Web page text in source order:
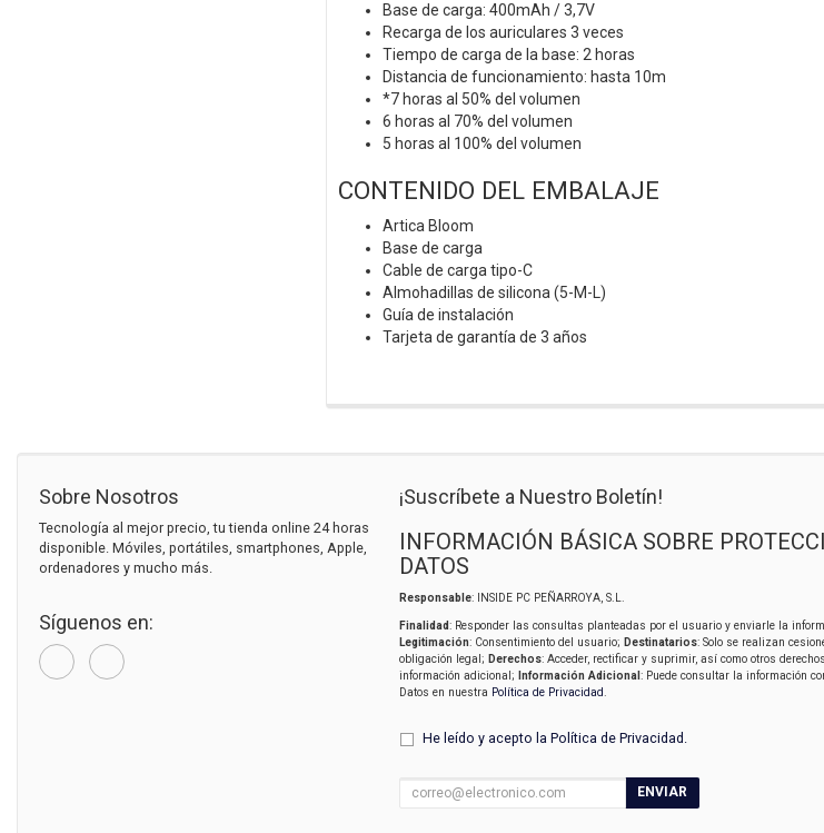
Base de carga: 400mAh / 3,7V
Recarga de los auriculares 3 veces
Tiempo de carga de la base: 2 horas
Distancia de funcionamiento: hasta 10m
*7 horas al 50% del volumen
6 horas al 70% del volumen
5 horas al 100% del volumen
CONTENIDO DEL EMBALAJE
Artica Bloom
Base de carga
Cable de carga tipo-C
Almohadillas de silicona (5-M-L)
Guía de instalación
Tarjeta de garantía de 3 años
Sobre Nosotros
Tecnología al mejor precio, tu tienda online 24 horas
disponible. Móviles, portátiles, smartphones, Apple,
ordenadores y mucho más.
Síguenos en:
¡Suscríbete a Nuestro Boletín!
INFORMACIÓN BÁSICA SOBRE
DATOS
Responsable: INSIDE PC PEÑARROYA, S.L.
Finalidad: Responder las consultas planteadas por el usuario y enviarle la
Legitimación: Consentimiento del usuario; Destinatarios: Solo se realizan
obligación legal; Derechos: Acceder, rectificar y suprimir, así como otros
información adicional;
Información Adicional : Puede consultar la información
Datos en nuestra Política de Privacidad.
He leído y acepto la Política de Privacidad .
ENVIAR